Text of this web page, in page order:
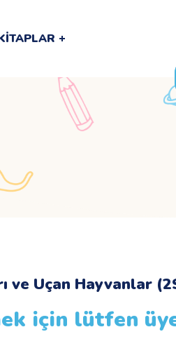
ve Uçan Hayvanlar
için lütfen